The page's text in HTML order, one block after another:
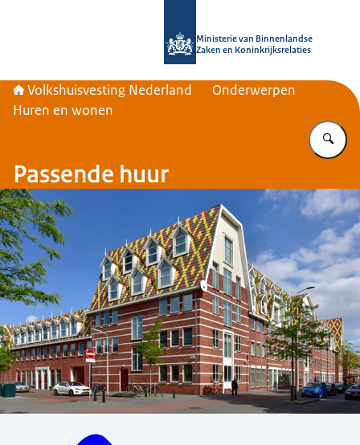
Ministerie van Binnenlandse
Zaken en Koninkrijksrelaties
Volkshuisvesting Nederland
Onderwerpen
Huren en wonen
Passende huur